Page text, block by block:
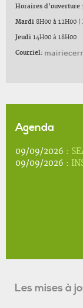
Horaires d'ouverture :
Mardi 8H00 à 12H00
Jeudi 14H00 à 18H00
Courriel:
Agenda
09/09/2026 :
09/09/2026 :
Les mises à